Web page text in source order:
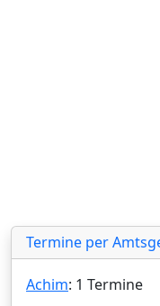
Termine per
Achim: 1 Termine